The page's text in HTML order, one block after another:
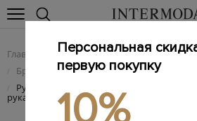
Главная Мужчинам / Одежда
/ Брендовые мужские рубашки
/ Рубашка из эластичного хлопкового
рукавами
Персональная
первую покупку
10%